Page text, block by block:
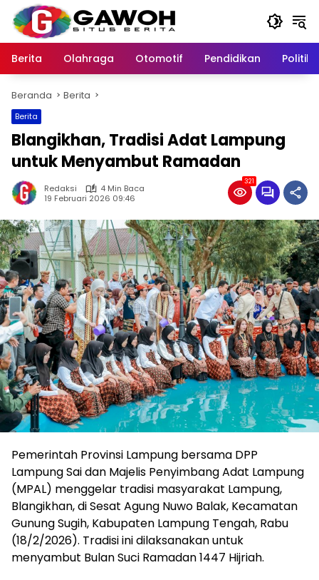
Langsung
konten
Berita
Olahraga Otomotif Pendidikan Politik
Beranda Berita
Berita
Blangikhan, Tradisi Adat Lampung
untuk Menyambut Ramadan
Redaksi
4 Min Baca
19 Februari 2026 09:46
321
Pemerintah Provinsi Lampung bersama DPP
Lampung Sai dan Majelis Penyimbang Adat Lampung
(MPAL) menggelar tradisi masyarakat Lampung,
Blangikhan, di Sesat Agung Nuwo Balak, Kecamatan
Gunung Sugih, Kabupaten Lampung Tengah, Rabu
(18/2/2026). Tradisi ini dilaksanakan untuk
menyambut Bulan Suci Ramadan 1447 Hijriah.